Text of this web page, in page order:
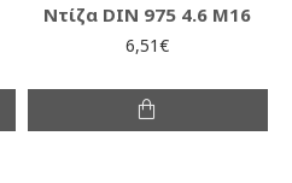
Ντίζα DIN 975 4.6 M16
6,51€